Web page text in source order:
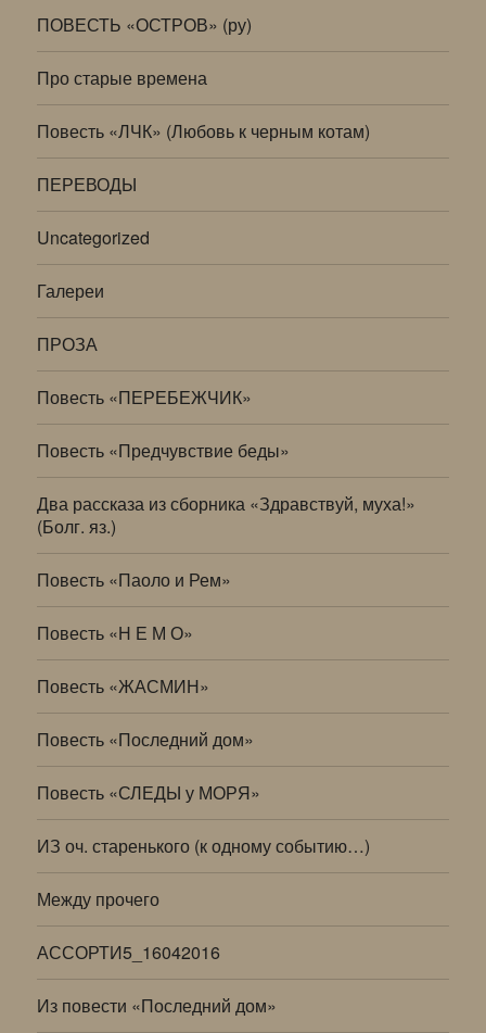
ПОВЕСТЬ «ОСТРОВ» (ру)
Про старые времена
Повесть «ЛЧК» (Любовь к черным котам)
ПЕРЕВОДЫ
Uncategorized
Галереи
ПРОЗА
Повесть «ПЕРЕБЕЖЧИК»
Повесть «Предчувствие беды»
Два рассказа из сборника «Здравствуй, муха!»
(Болг. яз.)
Повесть «Паоло и Рем»
Повесть «Н Е М О»
Повесть «ЖАСМИН»
Повесть «Последний дом»
Повесть «СЛЕДЫ у МОРЯ»
ИЗ оч. старенького (к одному событию…)
Между прочего
АССОРТИ5_16042016
Из повести «Последний дом»